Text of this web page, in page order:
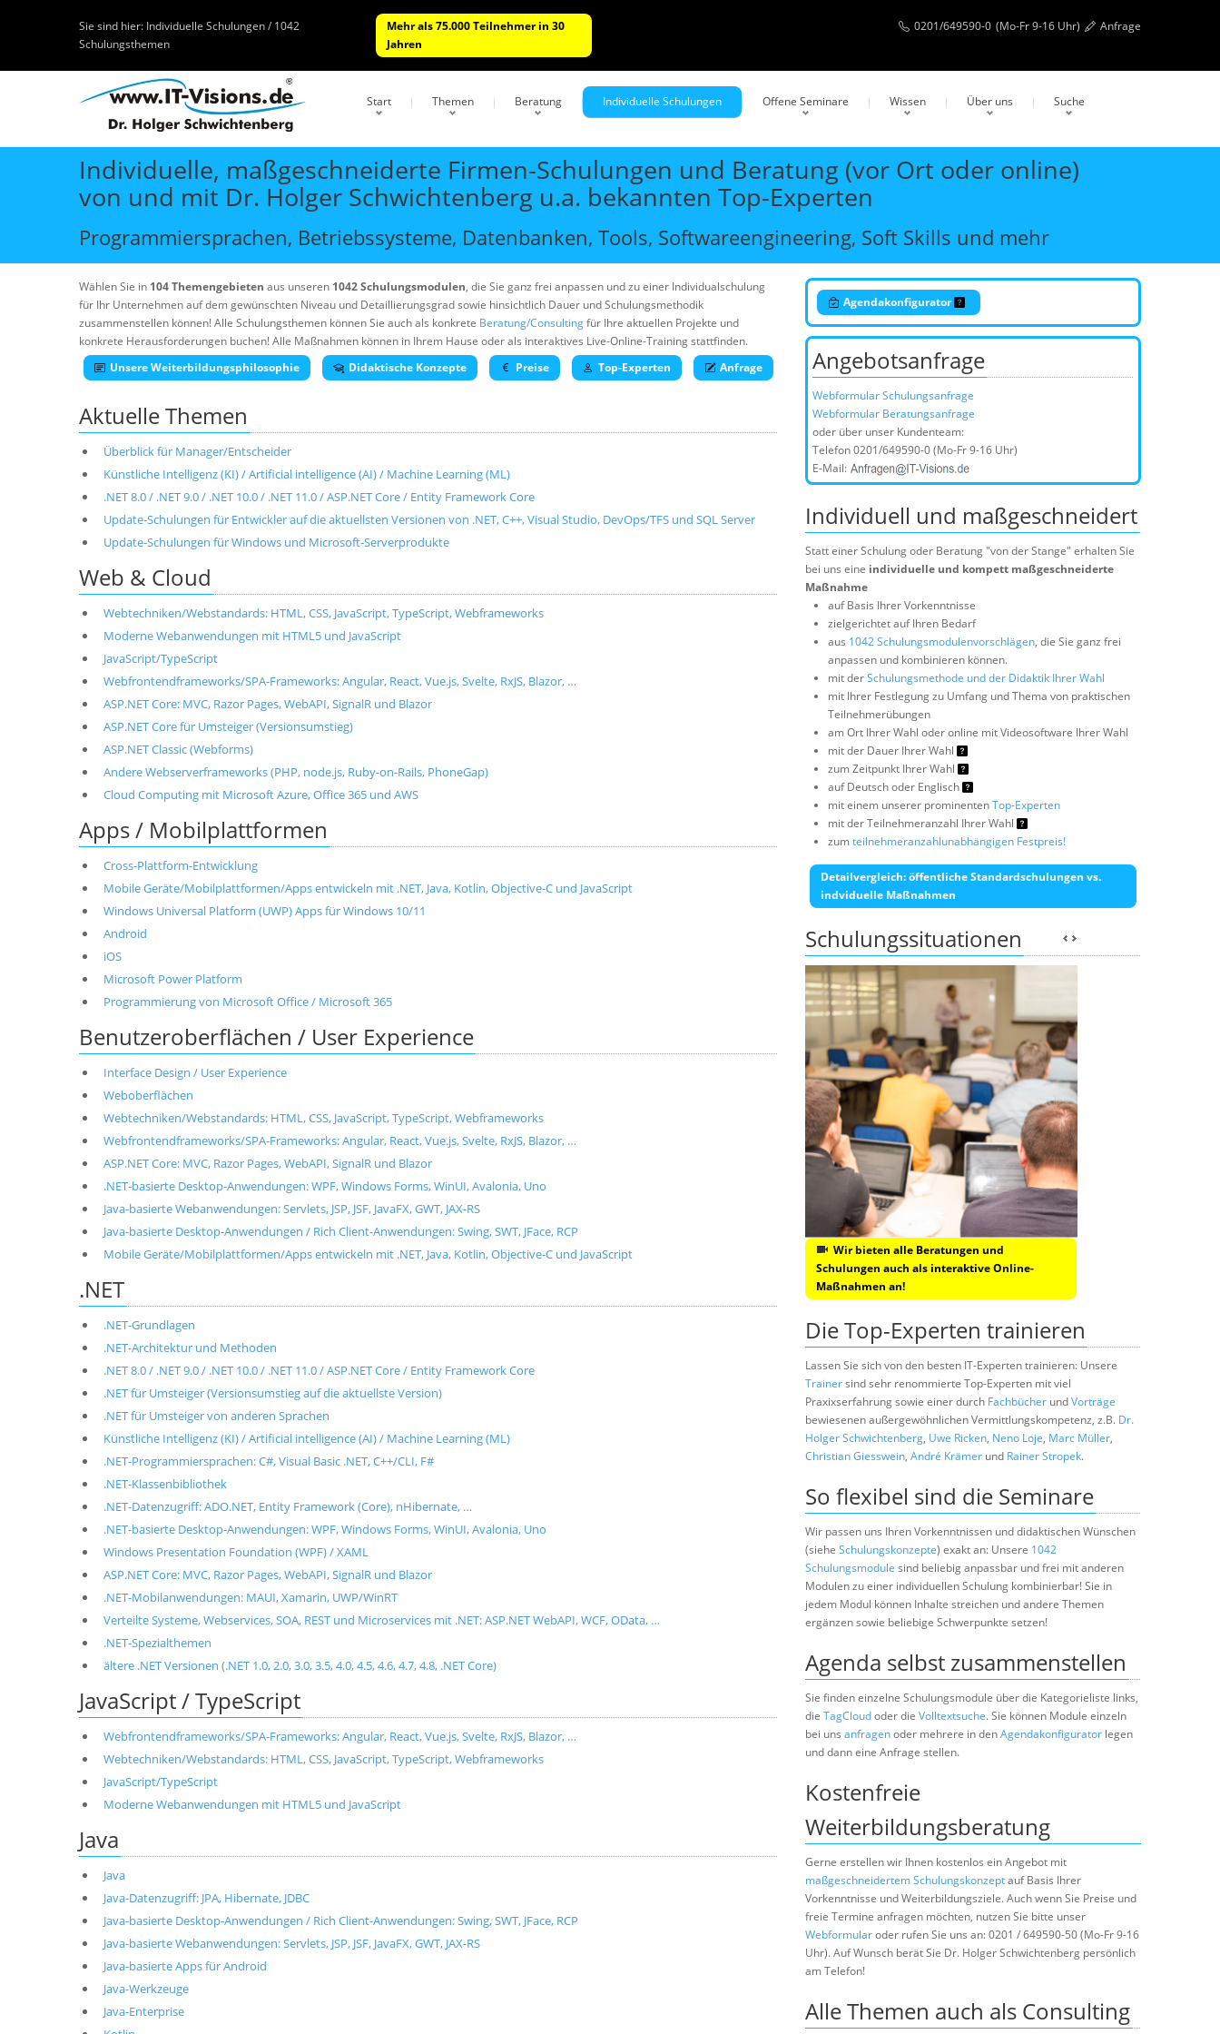
Sie sind hier: Individuelle Schulungen / 1042
Schulungsthemen
Mehr als 75.000 Teilnehmer in 30
Jahren
0201/649590-0 (Mo-Fr 9-16 Uhr) Anfrage
Start Themen Beratung Individuelle Schulungen Offene Seminare Wissen Über uns Suche
Individuelle, maßgeschneiderte Firmen-Schulungen und Beratung (vor Ort oder online)
von und mit Dr. Holger Schwichtenberg u.a. bekannten Top-Experten
Programmiersprachen, Betriebssysteme, Datenbanken, Tools, Softwareengineering, Soft Skills und mehr
Wählen Sie in 104 Themengebieten aus unseren 1042 Schulungsmodulen, die Sie ganz frei anpassen und zu einer Individualschulung
für Ihr Unternehmen auf dem gewünschten Niveau und Detaillierungsgrad sowie hinsichtlich Dauer und Schulungsmethodik
zusammenstellen können! Alle Schulungsthemen können Sie auch als konkrete Beratung/Consultingfür Ihre aktuellen Projekte und
konkrete Herausforderungen buchen! Alle Maßnahmen können in Ihrem Hause oder als interaktives Live-Online-Training stattfinden.
Unsere Weiterbildungsphilosophie
Didaktische Konzepte Preise Top-Experten Anfrage
Aktuelle Themen
Überblick für Manager/Entscheider
Künstliche Intelligenz (KI) / Artificial intelligence (AI) / Machine Learning (ML)
.NET 8.0 / .NET 9.0 / .NET 10.0 / .NET 11.0 / ASP.NET Core / Entity Framework Core
Update-Schulungen für Entwickler auf die aktuellsten Versionen von .NET, C++, Visual Studio, DevOps/TFS und SQL Server
Update-Schulungen für Windows und Microsoft-Serverprodukte
Web & Cloud
Webtechniken/Webstandards: HTML, CSS, JavaScript, TypeScript, Webframeworks
Moderne Webanwendungen mit HTML5 und JavaScript
JavaScript/TypeScript
Webfrontendframeworks/SPA-Frameworks: Angular, React, Vue.js, Svelte, RxJS, Blazor, …
ASP.NET Core: MVC, Razor Pages, WebAPI, SignalR und Blazor
ASP.NET Core für Umsteiger (Versionsumstieg)
ASP.NET Classic (Webforms)
Andere Webserverframeworks (PHP, node.js, Ruby-on-Rails, PhoneGap)
Cloud Computing mit Microsoft Azure, Office 365 und AWS
Apps / Mobilplattformen
Cross-Plattform-Entwicklung
Mobile Geräte/Mobilplattformen/Apps entwickeln mit .NET, Java, Kotlin, Objective-C und JavaScript
Windows Universal Platform (UWP) Apps für Windows 10/11
Android
iOS
Microsoft Power Platform
Programmierung von Microsoft Office / Microsoft 365
Benutzeroberflächen / User Experience
Interface Design / User Experience
Weboberflächen
Webtechniken/Webstandards: HTML, CSS, JavaScript, TypeScript, Webframeworks
Webfrontendframeworks/SPA-Frameworks: Angular, React, Vue.js, Svelte, RxJS, Blazor, …
ASP.NET Core: MVC, Razor Pages, WebAPI, SignalR und Blazor
.NET-basierte Desktop-Anwendungen: WPF, Windows Forms, WinUI, Avalonia, Uno
Java-basierte Webanwendungen: Servlets, JSP, JSF, JavaFX, GWT, JAX-RS
Java-basierte Desktop-Anwendungen / Rich Client-Anwendungen: Swing, SWT, JFace, RCP
Mobile Geräte/Mobilplattformen/Apps entwickeln mit .NET, Java, Kotlin, Objective-C und JavaScript
.NET
.NET-Grundlagen
.NET-Architektur und Methoden
.NET 8.0 / .NET 9.0 / .NET 10.0 / .NET 11.0 / ASP.NET Core / Entity Framework Core
.NET für Umsteiger (Versionsumstieg auf die aktuellste Version)
.NET für Umsteiger von anderen Sprachen
Künstliche Intelligenz (KI) / Artificial intelligence (AI) / Machine Learning (ML)
.NET-Programmiersprachen: C#, Visual Basic .NET, C++/CLI, F#
.NET-Klassenbibliothek
.NET-Datenzugriff: ADO.NET, Entity Framework (Core), nHibernate, …
.NET-basierte Desktop-Anwendungen: WPF, Windows Forms, WinUI, Avalonia, Uno
Windows Presentation Foundation (WPF) / XAML
ASP.NET Core: MVC, Razor Pages, WebAPI, SignalR und Blazor
.NET-Mobilanwendungen: MAUI, Xamarin, UWP/WinRT
Verteilte Systeme, Webservices, SOA, REST und Microservices mit .NET: ASP.NET WebAPI, WCF, OData, …
.NET-Spezialthemen
ältere .NET Versionen (.NET 1.0, 2.0, 3.0, 3.5, 4.0, 4.5, 4.6, 4.7, 4.8, .NET Core)
JavaScript / TypeScript
Webfrontendframeworks/SPA-Frameworks: Angular, React, Vue.js, Svelte, RxJS, Blazor, …
Webtechniken/Webstandards: HTML, CSS, JavaScript, TypeScript, Webframeworks
JavaScript/TypeScript
Moderne Webanwendungen mit HTML5 und JavaScript
Java
Java
Java-Datenzugriff: JPA, Hibernate, JDBC
Java-basierte Desktop-Anwendungen / Rich Client-Anwendungen: Swing, SWT, JFace, RCP
Java-basierte Webanwendungen: Servlets, JSP, JSF, JavaFX, GWT, JAX-RS
Java-basierte Apps für Android
Java-Werkzeuge
Java-Enterprise
Agendakonfigurator
Angebotsanfrage
Webformular Schulungsanfrage
Webformular Beratungsanfrage
oder über unser Kundenteam:
Telefon0201/649590-0(Mo-Fr 9-16 Uhr)
E-Mail:
Individuell und maßgeschneidert
Statt einer Schulung oder Beratung "von der Stange" erhalten Sie
bei uns eine individuelle und kompett maßgeschneiderte
Maßnahme
auf Basis Ihrer Vorkenntnisse
zielgerichtet auf Ihren Bedarf
aus 1042 Schulungsmodulenvorschlägen, die Sie ganz frei
anpassen und kombinieren können.
mit derSchulungsmethode und der Didaktik Ihrer Wahl
mit Ihrer Festlegung zu Umfang und Thema von praktischen
Teilnehmerübungen
am Ort Ihrer Wahl oder online mit Videosoftware Ihrer Wahl
mit der Dauer Ihrer Wahl
zum Zeitpunkt Ihrer Wahl
auf Deutsch oder Englisch
mit einem unserer prominentenTop-Experten
mit der Teilnehmeranzahl Ihrer Wahl
zumteilnehmeranzahlunabhängigen Festpreis!
Detailvergleich: öffentliche Standardschulungen vs.
indviduelle Maßnahmen
Schulungssituationen
Wir bieten alle Beratungen und
Schulungen auch als interaktive Online-
Maßnahmen an!
Die Top-Experten trainieren
Lassen Sie sich von den besten IT-Experten trainieren: Unsere
Trainersind sehr renommierte Top-Experten mit viel
Praxixserfahrung sowie einer durch Fachbücher undVorträge
bewiesenen außergewöhnlichen Vermittlungskompetenz, z.B. Dr.
Holger Schwichtenberg, Uwe Ricken, Neno Loje, Marc Müller,
Christian Giesswein, André Krämer und Rainer Stropek.
So flexibel sind die Seminare
Wir passen uns Ihren Vorkenntnissen und didaktischen Wünschen
(siehe Schulungskonzepte) exakt an: Unsere 1042
Schulungsmodule sind beliebig anpassbar und frei mit anderen
Modulen zu einer individuellen Schulung kombinierbar! Sie in
jedem Modul können Inhalte streichen und andere Themen
ergänzen sowie beliebige Schwerpunkte setzen!
Agenda selbst zusammenstellen
Sie finden einzelne Schulungsmodule über die Kategorieliste links,
die TagCloudoder die Volltextsuche. Sie können Module einzeln
bei uns anfragenoder mehrere in denAgendakonfigurator legen
und dann eine Anfrage stellen.
Kostenfreie
Weiterbildungsberatung
Gerne erstellen wir Ihnen kostenlos ein Angebot mit
maßgeschneidertem Schulungskonzeptauf Basis Ihrer
Vorkenntnisse und Weiterbildungsziele. Auch wenn Sie Preise und
freie Termine anfragen möchten, nutzen Sie bitte unser
Webformularoder rufen Sie uns an: 0201 / 649590-50 (Mo-Fr 9-16
Uhr). Auf Wunsch berät Sie Dr. Holger Schwichtenberg persönlich
am Telefon!
Alle Themen auch als Consulting